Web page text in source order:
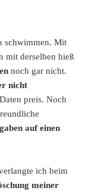
schwimmen. Mit
mit derselben hieß
noch gar nicht.
nicht
preis. Noch
auf einen
ich beim
meiner